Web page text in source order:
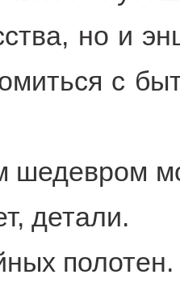
но и
с
детали.
полотен.